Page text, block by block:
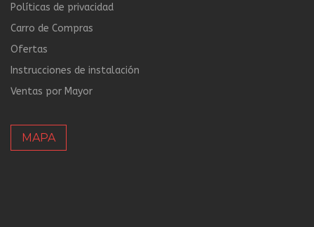
Políticas de privacidad
Carro de Compras
Ofertas
Instrucciones de instalación
Ventas por Mayor
MAPA